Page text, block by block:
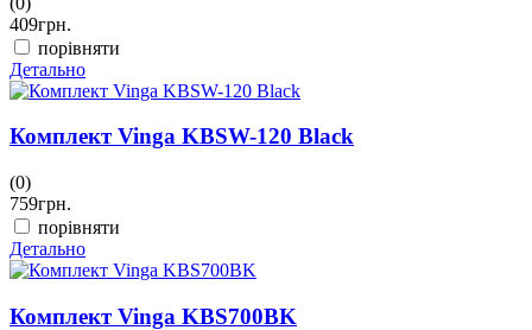
409грн.
порівняти
Детально
Комплект Vinga KBSW-120 Black
(0)
759грн.
порівняти
Детально
Комплект Vinga KBS700BK